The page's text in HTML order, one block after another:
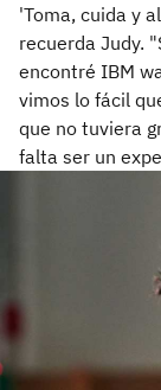
'Toma, cuida y
recuerda Judy.
encontré IBM
vimos lo fácil
que no tuviera
falta ser un